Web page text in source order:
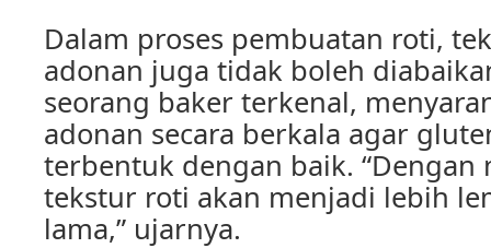
Dalam proses pembuatan roti,
adonan juga tidak boleh
seorang baker terkenal,
adonan secara berkala agar
terbentuk dengan baik. “Dengan
tekstur roti akan menjadi lebih
lama,” ujarnya.